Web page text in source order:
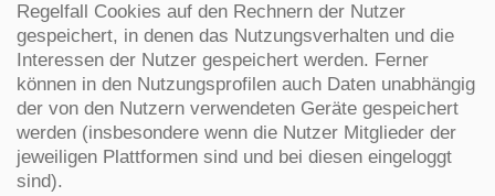
Regelfall Cookies auf den Rechnern der Nutzer
gespeichert, in denen das Nutzungsverhalten und die
Interessen der Nutzer gespeichert werden. Ferner
können in den Nutzungsprofilen auch Daten unabhängig
der von den Nutzern verwendeten Geräte gespeichert
werden (insbesondere wenn die Nutzer Mitglieder der
jeweiligen Plattformen sind und bei diesen eingeloggt
sind).